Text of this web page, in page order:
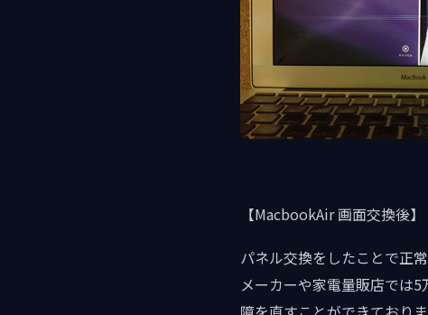
【MacbookAir 画面交換後】
パネル交換をしたことで正
メーカーや家電量販店では